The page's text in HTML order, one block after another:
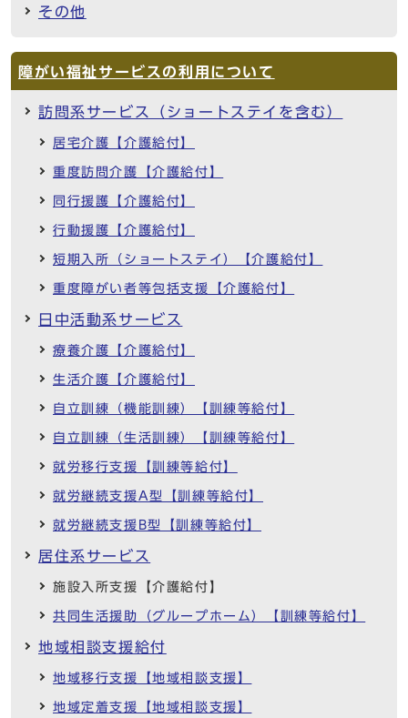
その他
障がい福祉サービスの利用について
訪問系サービス（ショートステイを含む）
居宅介護【介護給付】
重度訪問介護【介護給付】
同行援護【介護給付】
行動援護【介護給付】
短期入所（ショートステイ）【介護給付】
重度障がい者等包括支援【介護給付】
日中活動系サービス
療養介護【介護給付】
生活介護【介護給付】
自立訓練（機能訓練）【訓練等給付】
自立訓練（生活訓練）【訓練等給付】
就労移行支援【訓練等給付】
就労継続支援A型【訓練等給付】
就労継続支援B型【訓練等給付】
居住系サービス
施設入所支援【介護給付】
共同生活援助（グループホーム）【訓練等給付】
地域相談支援給付
地域移行支援【地域相談支援】
地域定着支援【地域相談支援】